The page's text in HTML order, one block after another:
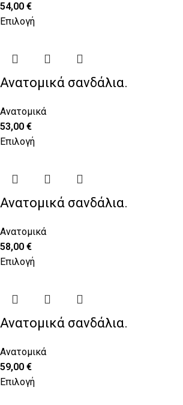
54,00 €
Επιλογή
Ανατομικά σανδάλια.
Ανατομικά
53,00 €
Επιλογή
Ανατομικά σανδάλια.
Ανατομικά
58,00 €
Επιλογή
Ανατομικά σανδάλια.
Ανατομικά
59,00 €
Επιλογή